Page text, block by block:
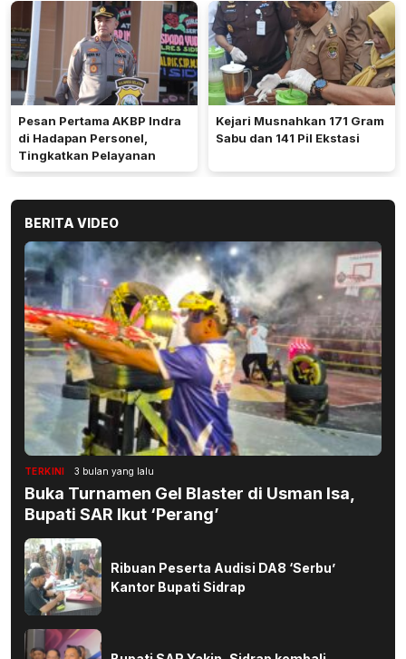
keterbatasan air.
Pesan Pertama AKBP Indra
di Hadapan Personel,
Tingkatkan Pelayanan
Kejari Musnahkan 171 Gram
Sabu dan 141 Pil Ekstasi
BERITA VIDEO
TERKINI 3 bulan yang lalu
Buka Turnamen Gel Blaster di Usman Isa,
Bupati SAR Ikut ‘Perang’
Ribuan Peserta Audisi DA8 ‘Serbu’
Kantor Bupati Sidrap